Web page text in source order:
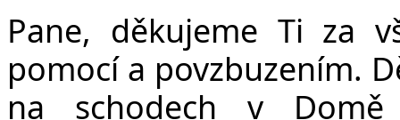
Pane, děkujeme Ti za
pomocí a povzbuzením.
na schodech v